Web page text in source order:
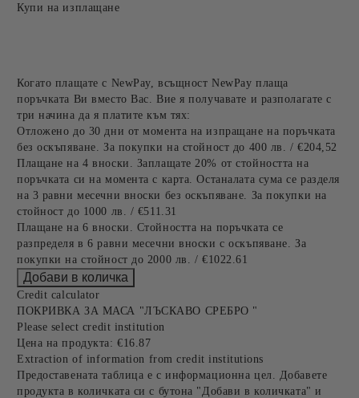
Купи на изплащане
Когато плащате с NewPay, всъщност NewPay плаща
поръчката Ви вместо Вас. Вие я получавате и разполагате с
три начина да я платите към тях:
Отложено до 30 дни от момента на изпращане на поръчката
без оскъпяване. За покупки на стойност до 400 лв. / €204,52
Плащане на 4 вноски. Заплащате 20% от стойността на
поръчката си на момента с карта. Останалата сума се разделя
на 3 равни месечни вноски без оскъпяване. За покупки на
стойност до 1000 лв. / €511.31
Плащане на 6 вноски. Стойността на поръчката се
разпределя в 6 равни месечни вноски с оскъпяване. За
покупки на стойност до 2000 лв. / €1022.61
Credit calculator
ПОКРИВКА ЗА МАСА "ЛЪСКАВО СРЕБРО "
Please select credit institution
Цена на продукта: €16.87
Extraction of information from credit institutions
Предоставената таблица е с информационна цел. Добавете
продукта в количката си с бутона "Добави в количката" и